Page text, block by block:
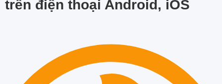
trên điện thoại Android, iOS